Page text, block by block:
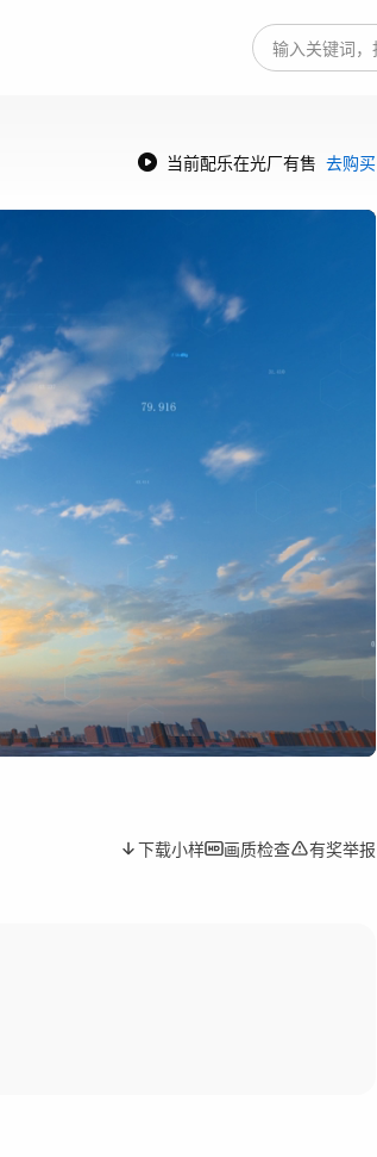
当前配乐在光厂有售 去购买
下载小样 画质检查 有奖举报